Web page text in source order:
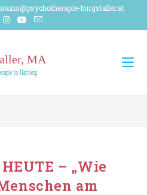
burgstaller.at
– „Wie
am